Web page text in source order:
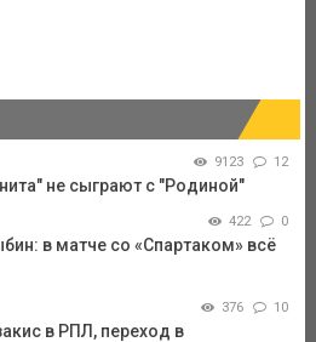
9123 12
не сыграют с "Родиной"
422 0
в матче со «Спартаком» всё
376 10
в РПЛ, переход в